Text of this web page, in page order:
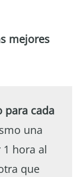
mejores
para cada
una
hora al
que